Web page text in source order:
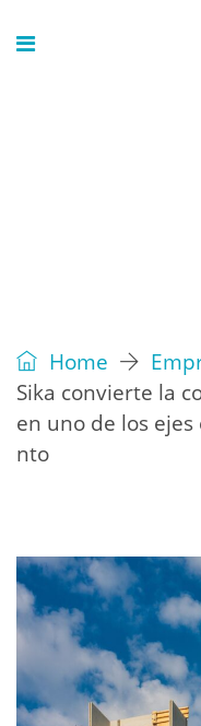
Home
Sika convierte la
en uno de los
nto